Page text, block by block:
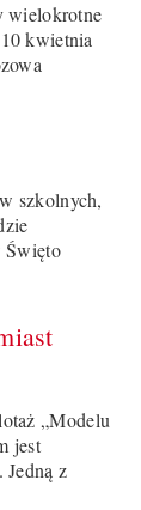
wielokrotne
kwietnia
szkolnych,
Święto
„Modelu
jest
Jedną z